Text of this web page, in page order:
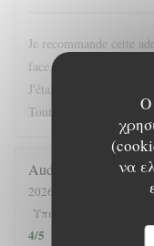
Ο
να
Je recommande cette
face à l'entrée du
J'étais accompagnée
Tout était bon. La crêpe
Audrey
2026-05-16
- 19:45 -
Υπηρεσία
4/5